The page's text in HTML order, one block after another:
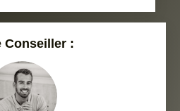
Conseiller :